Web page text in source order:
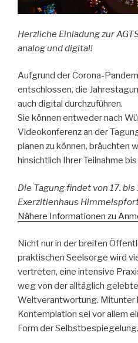
Herzliche Einladung zur
analog und digital!
Aufgrund der Corona-
entschlossen, die
auch digital durchzuführen.
Sie können entweder nach
Videokonferenz an der
planen zu können, bräuchten
hinsichtlich Ihrer Teilnahme
Die Tagung findet von 17.
Exerzitienhaus
Nähere Informationen zu
Nicht nur in der breiten
praktischen Seelsorge wird
vertreten, eine intensive
weg von der alltäglich
Weltverantwortung. Mitunter
Kontemplation sei vor allem
Form der Selbstbespiegelung.